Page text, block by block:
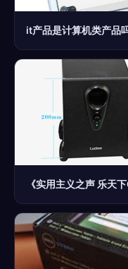
it产品是计算机类产品
《实用主义之声 乐天